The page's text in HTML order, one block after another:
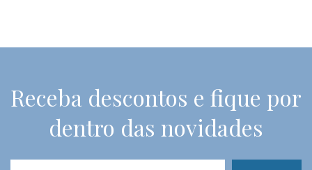
Receba descontos e fique por
dentro das novidades